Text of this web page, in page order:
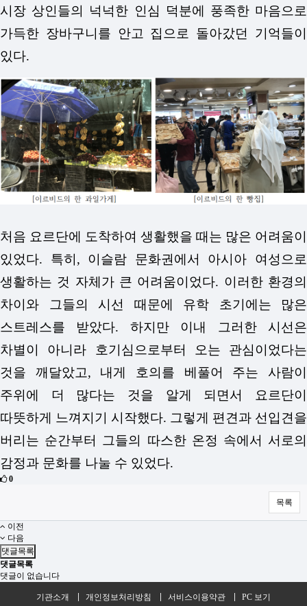
시장 상인들의 넉넉한 인심 덕분에 풍족한 마음으로
가득한 장바구니를 안고 집으로 돌아갔던 기억들이
있다.
처음 요르단에 도착하여 생활했을 때는 많은 어려움이
있었다. 특히, 이슬람 문화권에서 아시아 여성으로
생활하는 것 자체가 큰 어려움이었다. 이러한 환경의
차이와 그들의 시선 때문에 유학 초기에는 많은
스트레스를 받았다. 하지만 이내 그러한 시선은
차별이 아니라 호기심으로부터 오는 관심이었다는
것을 깨달았고, 내게 호의를 베풀어 주는 사람이
주위에 더 많다는 것을 알게 되면서 요르단이
따뜻하게 느껴지기 시작했다. 그렇게 편견과 선입견을
버리는 순간부터 그들의 따스한 온정 속에서 서로의
감정과 문화를 나눌 수 있었다.
0
목록
이전
다음
댓글목록
댓글목록
댓글이 없습니다
기관소개 개인정보처리방침 서비스이용약관 PC 보기